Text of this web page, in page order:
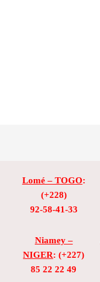
Lomé – TOGO:
(+228)
92-58-41-33
Niamey –
NIGER: (+227)
85 22 22 49